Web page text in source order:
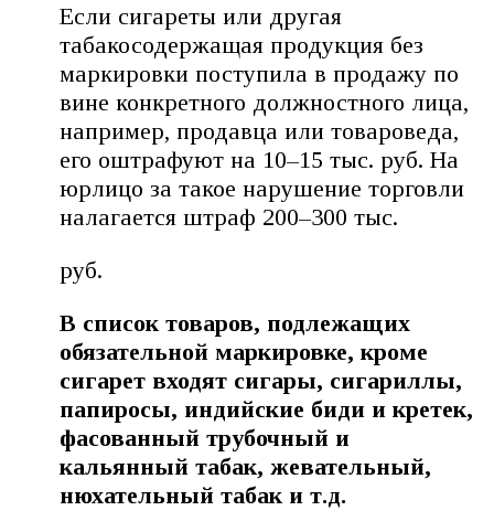
Если сигареты или другая
табакосодержащая продукция без
маркировки поступила в продажу по
вине конкретного должностного лица,
например, продавца или товароведа,
его оштрафуют на 10–15 тыс. руб. На
юрлицо за такое нарушение торговли
налагается штраф 200–300 тыс.
руб.
В список товаров, подлежащих
обязательной маркировке, кроме
сигарет входят сигары, сигариллы,
папиросы, индийские биди и кретек,
фасованный трубочный и
кальянный табак, жевательный,
нюхательный табак и т.д.